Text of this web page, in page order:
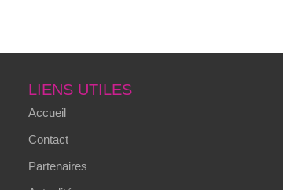
LIENS UTILES
Accueil
Contact
Partenaires